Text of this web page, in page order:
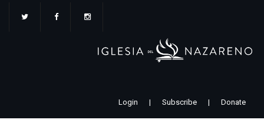
Login | Subscribe | Donate